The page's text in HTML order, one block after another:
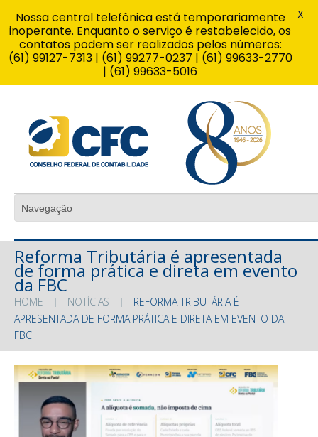
Reforma Tributária é apresentada
de forma prática e direta em evento
da FBC
HOME NOTÍCIAS
REFORMA TRIBUTÁRIA É
APRESENTADA DE FORMA PRÁTICA E DIRETA EM EVENTO DA
FBC
Nossa central telefônica está temporariamente
inoperante. Enquanto o serviço é restabelecido, os
contatos podem ser realizados pelos números:
(61) 99127-7313 | (61) 99277-0237 | (61) 99633-2770
| (61) 99633-5016
X